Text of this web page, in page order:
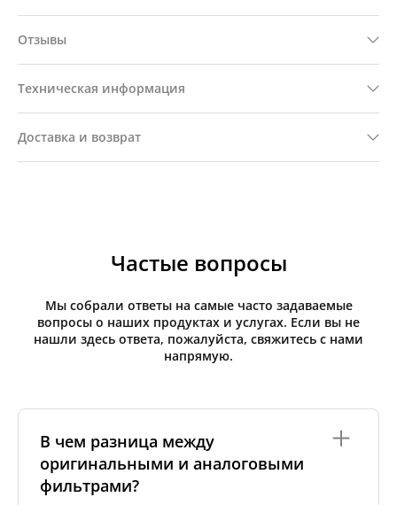
Отзывы
Техническая информация
Доставка и возврат
Частые вопросы
Мы собрали ответы на самые часто задаваемые
вопросы о наших продуктах и услугах. Если вы не
нашли здесь ответа, пожалуйста, свяжитесь с нами
напрямую.
В чем разница между
оригинальными и аналоговыми
фильтрами?